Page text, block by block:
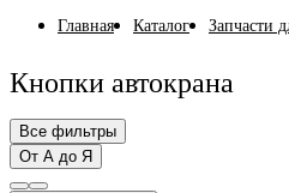
Главная Каталог Запчасти
Кнопки автокрана
Все фильтры
От А до Я